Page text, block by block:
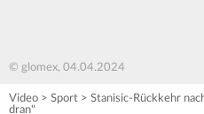
© glomex, 04.04.2024
Video > Sport > Stanisic-Rückkehr
dran"